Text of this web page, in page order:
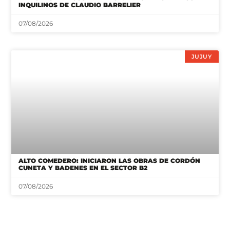
INQUILINOS DE CLAUDIO BARRELIER
07/08/2026
JUJUY
ALTO COMEDERO: INICIARON LAS OBRAS DE CORDÓN
CUNETA Y BADENES EN EL SECTOR B2
07/08/2026